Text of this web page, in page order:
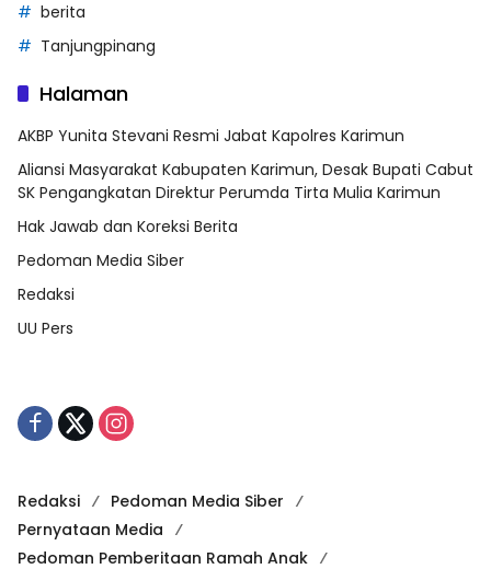
berita
Tanjungpinang
Halaman
AKBP Yunita Stevani Resmi Jabat Kapolres Karimun
Aliansi Masyarakat Kabupaten Karimun, Desak Bupati Cabut
SK Pengangkatan Direktur Perumda Tirta Mulia Karimun
Hak Jawab dan Koreksi Berita
Pedoman Media Siber
Redaksi
UU Pers
Redaksi
Pedoman Media Siber
Pernyataan Media
Pedoman Pemberitaan Ramah Anak